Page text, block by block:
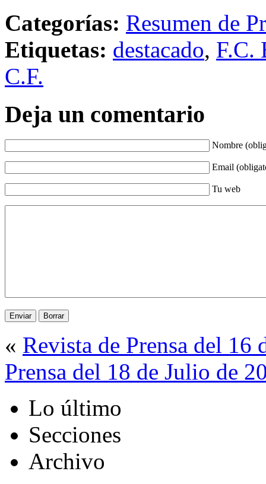
Categorías: Resumen de
Etiquetas: destacado, F.C.
C.F.
Deja un comentario
Nombre
Email
Tu web
« Revista de Prensa del 16
Prensa del 18 de Julio de
Lo último
Secciones
Archivo